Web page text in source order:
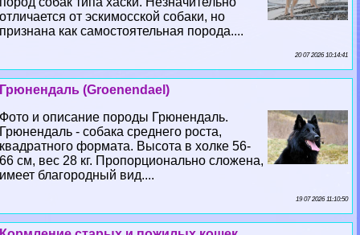
отличается от эскимосской собаки, но
признана как самостоятельная порода....
20 07 2026 10:14:41
Грюнендаль (Groenendael)
Фото и описание породы Грюнендаль.
Грюнендаль - собака среднего роста,
квадратного формата. Высота в холке 56-
66 см, вес 28 кг. Пропорционально сложена,
имеет благородный вид....
19 07 2026 11:10:50